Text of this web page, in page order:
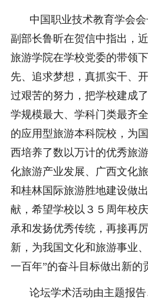
中国职业技术教育学会
副部长鲁昕在贺信中指出，
旅游学院在学校党委的带领
先、追求梦想，真抓实干、
过艰苦的努力，把学校建成
学规模最大、学科门类最齐
的应用型旅游本科院校，为
西培养了数以万计的优秀旅
化旅游产业发展、广西文化
和桂林国际旅游胜地建设做
献，希望学校以３５周年校
承和发扬优秀传统，再接再
新，为我国文化和旅游事业
一百年”的奋斗目标做出新的
论坛学术活动由主题报告